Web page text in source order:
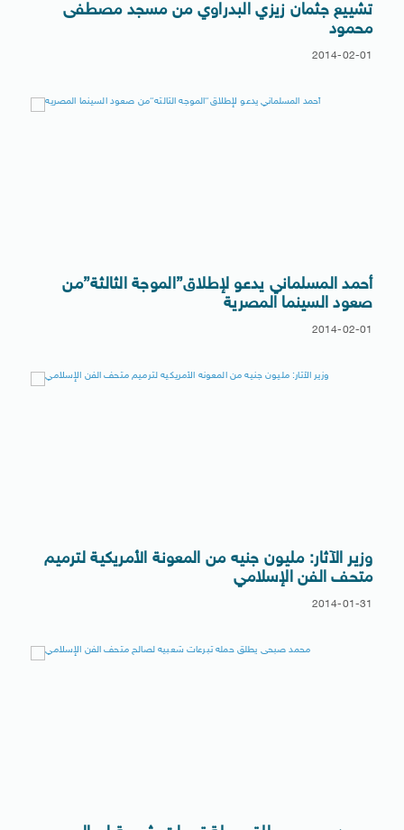
تشييع جثمان زيزي البدراوي من مسجد مصطفى
محمود
2014-02-01
أحمد المسلماني يدعو لإطلاق”الموجة الثالثة”من
صعود السينما المصرية
2014-02-01
وزير الآثار: مليون جنيه من المعونة الأمريكية لترميم
متحف الفن الإسلامي
2014-01-31